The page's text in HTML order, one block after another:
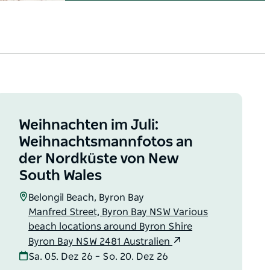
Weihnachten im Juli:
Weihnachtsmannfotos an
der Nordküste von New
South Wales
Belongil Beach, Byron Bay
Manfred Street, Byron Bay NSW Various
beach locations around Byron Shire
Byron Bay NSW 2481 Australien
Sa. 05. Dez 26 – So. 20. Dez 26